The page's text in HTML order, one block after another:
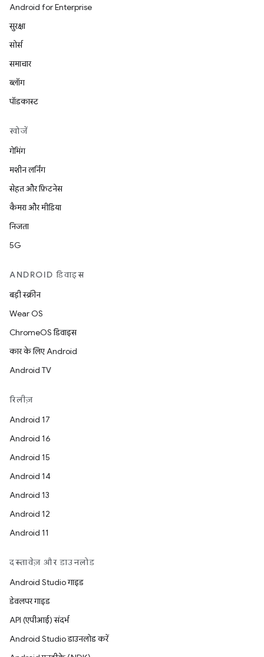
Android for Enterprise
सुरक्षा
सोर्स
समाचार
ब्लॉग
पॉडकास्ट
खोजें
गेमिंग
मशीन लर्निंग
सेहत और फ़िटनेस
कैमरा और मीडिया
निजता
5G
ANDROID डिवाइस
बड़ी स्क्रीन
Wear OS
ChromeOS डिवाइस
कार के लिए Android
Android TV
रिलीज़
Android 17
Android 16
Android 15
Android 14
Android 13
Android 12
Android 11
दस्तावेज़ और डाउनलोड
Android Studio गाइड
डेवलपर गाइड
API (एपीआई) संदर्भ
Android Studio डाउनलोड करें